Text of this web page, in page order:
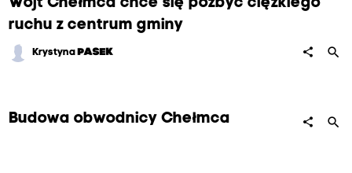
Wójt Chełmca chce się pozbyć ciężkiego
ruchu z centrum gminy
Krystyna PASEK share search
Budowa obwodnicy Chełmca share search